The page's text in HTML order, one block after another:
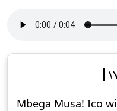
Mbega Musa! Ico